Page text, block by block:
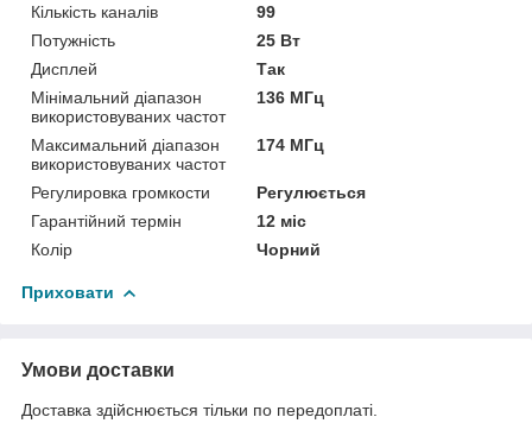
Кількість каналів
99
Потужність
25 Вт
Дисплей
Так
Мінімальний діапазон
використовуваних частот
136 МГц
Максимальний діапазон
використовуваних частот
174 МГц
Регулировка громкости
Регулюється
Гарантійний термін
12 міс
Колір
Чорний
Приховати
Умови доставки
Доставка здійснюється тільки по передоплаті.